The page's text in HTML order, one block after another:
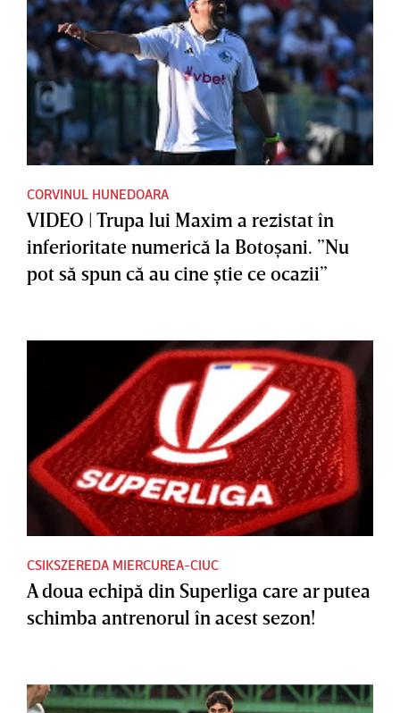
CORVINUL HUNEDOARA
VIDEO | Trupa lui Maxim a rezistat în
inferioritate numerică la Botoşani. ”Nu
pot să spun că au cine ştie ce ocazii”
CSIKSZEREDA MIERCUREA-CIUC
A doua echipă din Superliga care ar putea
schimba antrenorul în acest sezon!